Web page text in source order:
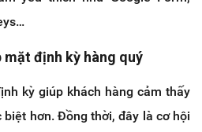
định kỳ hàng quý
kỳ giúp khách hàng cảm thấy
hơn. Đồng thời, đây là cơ hội